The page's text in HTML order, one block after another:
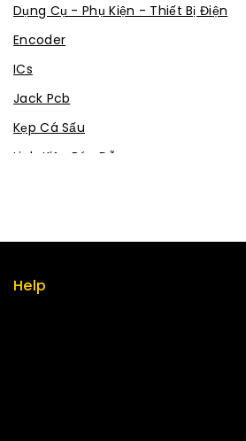
Dụng Cụ - Phụ Kiện - Thiết Bị Điện
Encoder
ICs
Jack Pcb
Kẹp Cá Sấu
Linh Kiện Bán Dẫn
Mạch Sạc
Help